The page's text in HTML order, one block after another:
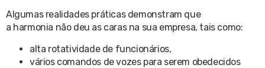
Algumas realidades práticas demonstram que
a harmonia não deu as caras na sua empresa, tais como:
alta rotatividade de funcionários,
vários comandos de vozes para serem obedecidos